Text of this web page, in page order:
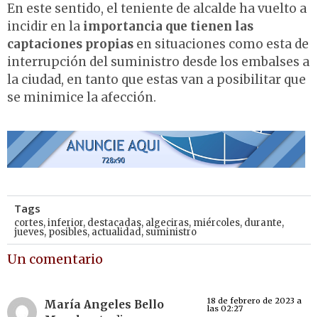
En este sentido, el teniente de alcalde ha vuelto a
incidir en la importancia que tienen las
captaciones propias en situaciones como esta de
interrupción del suministro desde los embalses a
la ciudad, en tanto que estas van a posibilitar que
se minimice la afección.
Tags
cortes,inferior, destacadas, algeciras, miércoles, durante,
jueves, posibles, actualidad, suministro
Un comentario
María Angeles Bello
18 de febrero de 2023 a
las 02:27